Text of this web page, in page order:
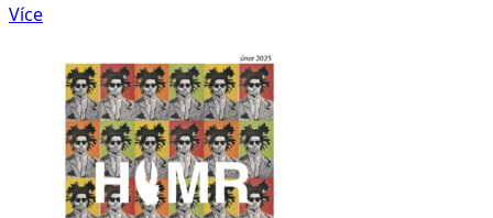
Více